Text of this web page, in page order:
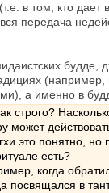
в том, кто дает
вся передача
будде,
а именно в
строго?
может
это понятно, но
есть?
когда
посвящался в